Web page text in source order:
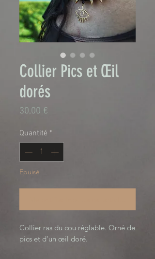
Collier Pics et Œil
dorés
30,00 €
Quantité *
Epuisé
Collier ras du cou réglable. Orné de
pics et d'un œil doré.